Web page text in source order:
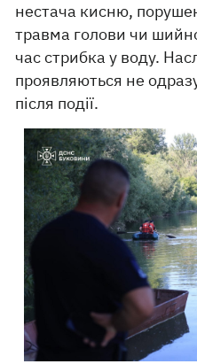
нестача кисню,
травма голови чи
час стрибка у воду.
проявляються не
після події.